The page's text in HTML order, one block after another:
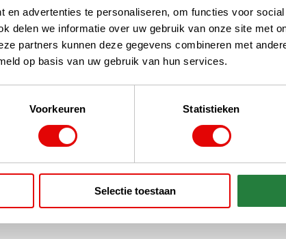
en advertenties te personaliseren, om functies voor
delen we informatie over uw gebruik van onze site met
partners kunnen deze gegevens combineren met
op basis van uw gebruik van hun services.
Voorkeuren Statistieken
Selectie toestaan
mooi afgewerkte visor.
is verstelbaar door het
Er...lees verder